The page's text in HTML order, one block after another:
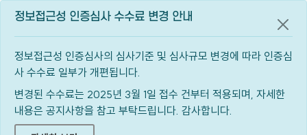
정보접근성 인증심사 수수료 변경 안내
정보접근성 인증심사의 심사기준 및 심사규모 변경에 따라 인증심
사 수수료 일부가 개편됩니다.
변경된 수수료는 2025년 3월 1일 접수 건부터 적용되며, 자세한
내용은 공지사항을 참고 부탁드립니다. 감사합니다.
공지